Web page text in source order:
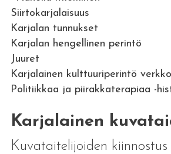
Siirtokarjalaisuus
Karjalan tunnukset
Karjalan hengellinen perintö
Juuret
Karjalainen kulttuuriperintö
Politiikkaa ja piirakkaterapiaa -
Karjalainen
Kuvataitelijoiden